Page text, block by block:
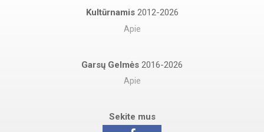
Kultūrnamis 2012-2026
Apie
Garsų Gelmės 2016-2026
Apie
Sekite mus